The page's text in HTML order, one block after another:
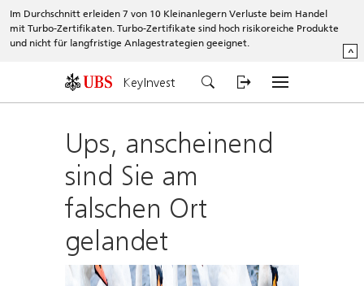
Im Durchschnitt erleiden 7 von 10 Kleinanlegern Verluste beim Handel
mit Turbo-Zertifikaten. Turbo-Zertifikate sind hoch risikoreiche Produkte
und nicht für langfristige Anlagestrategien geeignet.
^
KeyInvest
Ups, anscheinend
sind Sie am
falschen Ort
gelandet